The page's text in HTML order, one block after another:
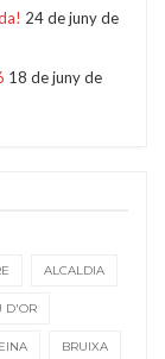
24 de juny de
18 de juny de
ALCALDIA
D'OR
BRUIXA